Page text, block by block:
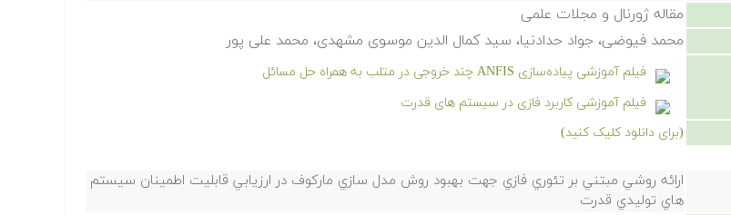
مقاله ژورنال و مجلات علمی
محمد فیوضی، جواد حدادنیا، سید کمال الدین موسوی مشهدی، محمد علی پور
فیلم آموزشی پیاده‌سازی ANFIS چند خروجی در متلب به همراه حل مسائل
فیلم آموزشی کاربرد فازی در سیستم های قدرت
(برای دانلود کلیک کنید)
ارائه روشي مبتني بر تئوري فازي جهت بهبود روش مدل سازي ماركوف در ارزيابي قابليت اطمينان سيستم
هاي توليدي قدرت